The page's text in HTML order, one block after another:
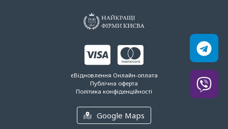
єВідновлення Онлайн-оплата
Публічна оферта
Політика конфіденційності
Google Maps